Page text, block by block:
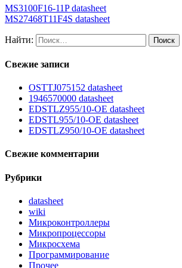
MS3100F16-11P datasheet
MS27468T11F4S datasheet
Найти:
Свежие записи
OSTTJ075152 datasheet
1946570000 datasheet
EDSTLZ955/10-OE datasheet
EDSTL955/10-OE datasheet
EDSTLZ950/10-OE datasheet
Свежие комментарии
Рубрики
datasheet
wiki
Микроконтроллеры
Микропроцессоры
Микросхема
Программирование
Прочее